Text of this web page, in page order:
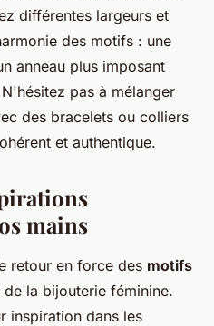
différentes largeurs et
des motifs : une
anneau plus imposant
pas à mélanger
des bracelets ou colliers
et authentique.
mains
retour en force des motifs
la bijouterie féminine.
inspiration dans les